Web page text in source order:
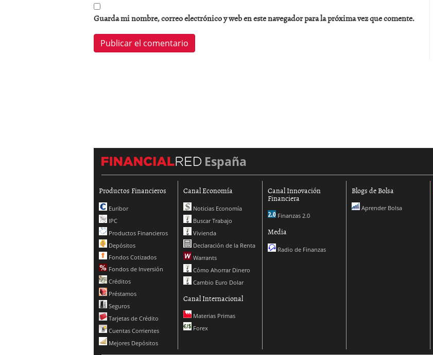
Guarda mi nombre, correo electrónico y web en este navegador para la próxima vez que comente.
España
Productos Financieros
Euribor
IPC
Productos Financieros
Depósitos
Fondos Cotizados
Fondos de Inversión
Créditos
Préstamos
Seguros
Tarjetas de Crédito
Cuentas Corrientes
Mejores Depósitos
Canal Economía
Noticias Economía
Buscar Trabajo
Vivienda
Declaración de la Renta
Warrants
Cómo Ahorrar Dinero
Cambio Euro Dolar
Canal Internacional
Materias Primas
Forex
Canal Innovación
Financiera
Finanzas 2.0
Media
Radio de Finanzas
Blogs de Bolsa
Aprender Bolsa